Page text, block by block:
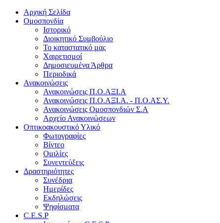
Αρχική Σελίδα
Ομοσπονδία
Ιστορικό
Διοικητικό Συμβούλιο
Το καταστατικό μας
Χαιρετισμοί
Δημοσιευμένα Άρθρα
Περιοδικά
Ανακοινώσεις
Ανακοινώσεις Π.Ο.ΑΞΙ.Α
Ανακοινώσεις Π.Ο.ΑΞΙ.Α. - Π.Ο.ΑΣ.Υ.
Ανακοινώσεις Ομοσπονδιών Σ.Α
Αρχείο Ανακοινώσεων
Οπτικοακουστικό Υλικό
Φωτογραφίες
Βίντεο
Ομιλίες
Συνεντεύξεις
Δραστηριότητες
Συνέδρια
Ημερίδες
Εκδηλώσεις
Ψηφίσματα
C.E.S.P